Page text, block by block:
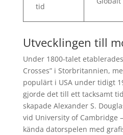
tid
Utvecklingen till
Under 1800-talet
Crosses” i Storbritannien,
populärt i USA under tidigt
gjorde det till ett tacksamt
skapade Alexander S.
vid University of Cambridge
kända datorspelen med